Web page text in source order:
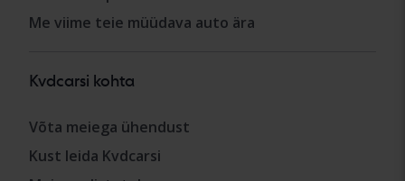
Me viime teie müüdava auto ära
Kvdcarsi kohta
Võta meiega ühendust
Kust leida Kvdcarsi